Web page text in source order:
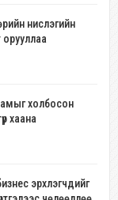
нислэгийн
холбосон
хаана
эрхлэгчдийг